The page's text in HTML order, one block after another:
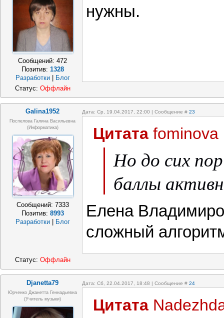
Сообщений:472
Позитив: 1328
Разработки
Блог
нужны.
Статус: Оффлайн
Galina1952 Дата: Ср, 19.04.2017, 22:00 | Сообщение # 23
Поспелова Галина Васильевна
(информатика)
Сообщений: 7333
Позитив: 8993
Разработки
Блог
Цитата fominova
Но до сих
баллы
Елена
сложный
Статус: Оффлайн
Djanetta79 Дата: Сб, 22.04.2017, 18:48 | Сообщение # 24
Юрченко Джанетта Геннадьевна
(Учитель музыки)
Цитата